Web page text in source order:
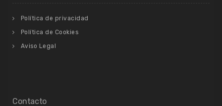
Política de privacidad
Política de Cookies
Aviso Legal
Contacto